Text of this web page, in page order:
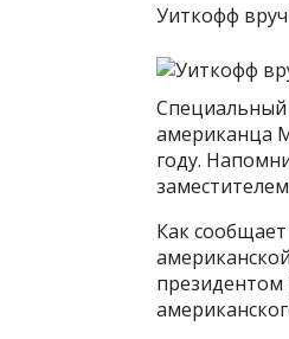
Уиткофф
Специальный
американца
году.
Как